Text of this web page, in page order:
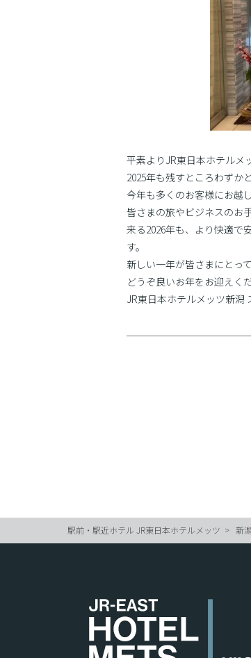
平素よりJR東日本ホテルメ
2025年も残すところわずか
今年も多くのお客様にお越
皆さまの旅やビジネスのお
来る2026年も、より快適で
す。
新しい一年が皆さまにとっ
どうぞ良いお年をお迎えく
JR東日本ホテルメッツ新潟
駅前・駅近ホテル JR東日本ホテルメッツ 新